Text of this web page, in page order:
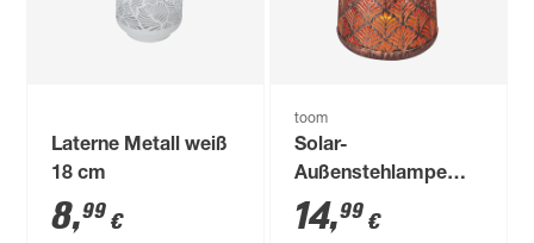
Laterne Metall weiß
18 cm
8,99 €
toom
Solar-
Außenstehlampe
warmweiß IP 44 Ø
14,7 x 24,5 cm
14,99 €